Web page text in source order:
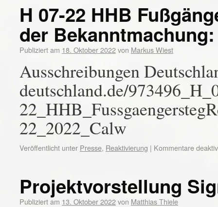
H 07-22 HHB
der Bekanntmachung:
Publiziert am 18. Oktober 2022von Markus Wiest
Ausschreibungen
deutschland.de/
22_2022_Calw
Veröffentlicht unter Presse, Reaktivierung | Kommentare
Projektvorstellung
Publiziert am 13. Oktober 2022von Matthias Thiele